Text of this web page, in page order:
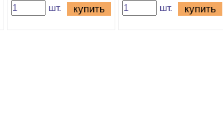
шт. купить шт. купить